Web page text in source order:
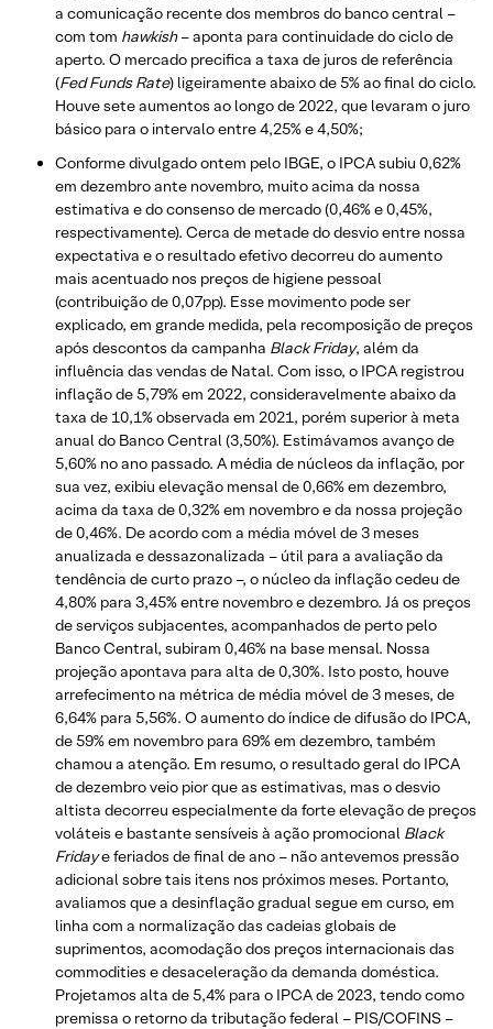
a comunicação recente dos membros do banco central –
com tom hawkish– aponta para continuidade do ciclo de
aperto. O mercado precifica a taxa de juros de referência
(Fed Funds Rate) ligeiramente abaixo de 5% ao final do ciclo.
Houve sete aumentos ao longo de 2022, que levaram o juro
básico para o intervalo entre 4,25% e 4,50%;
Conforme divulgado ontem pelo IBGE, o IPCA subiu 0,62%
em dezembro ante novembro, muito acima da nossa
estimativa e do consenso de mercado (0,46% e 0,45%,
respectivamente). Cerca de metade do desvio entre nossa
expectativa e o resultado efetivo decorreu do aumento
mais acentuado nos preços de higiene pessoal
(contribuição de 0,07pp). Esse movimento pode ser
explicado, em grande medida, pela recomposição de preços
após descontos da campanha Black Friday, além da
influência das vendas de Natal. Com isso, o IPCA registrou
inflação de 5,79% em 2022, consideravelmente abaixo da
taxa de 10,1% observada em 2021, porém superior à meta
anual do Banco Central (3,50%). Estimávamos avanço de
5,60% no ano passado. A média de núcleos da inflação, por
sua vez, exibiu elevação mensal de 0,66% em dezembro,
acima da taxa de 0,32% em novembro e da nossa projeção
de 0,46%. De acordo com a média móvel de 3 meses
anualizada e dessazonalizada – útil para a avaliação da
tendência de curto prazo –, o núcleo da inflação cedeu de
4,80% para 3,45% entre novembro e dezembro. Já os preços
de serviços subjacentes, acompanhados de perto pelo
Banco Central, subiram 0,46% na base mensal. Nossa
projeção apontava para alta de 0,30%. Isto posto, houve
arrefecimento na métrica de média móvel de 3 meses, de
6,64% para 5,56%. O aumento do índice de difusão do IPCA,
de 59% em novembro para 69% em dezembro, também
chamou a atenção. Em resumo, o resultado geral do IPCA
de dezembro veio pior que as estimativas, mas o desvio
altista decorreu especialmente da forte elevação de preços
voláteis e bastante sensíveis à ação promocional Black
Fridaye feriados de final de ano – não antevemos pressão
adicional sobre tais itens nos próximos meses. Portanto,
avaliamos que a desinflação gradual segue em curso, em
linha com a normalização das cadeias globais de
suprimentos, acomodação dos preços internacionais das
commodities e desaceleração da demanda doméstica.
Projetamos alta de 5,4% para o IPCA de 2023, tendo como
premissa o retorno da tributação federal – PIS/COFINS –